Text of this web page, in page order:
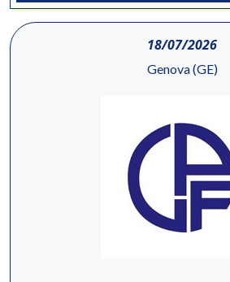
18/07/2026
Genova (GE)